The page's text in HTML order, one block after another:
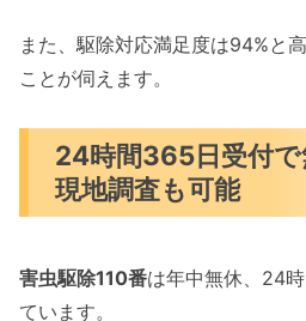
また、駆除対応満足度は94%と
ことが伺えます。
24時間365日受付で
現地調査も可能
害虫駆除110番は年中無休、24
ています。